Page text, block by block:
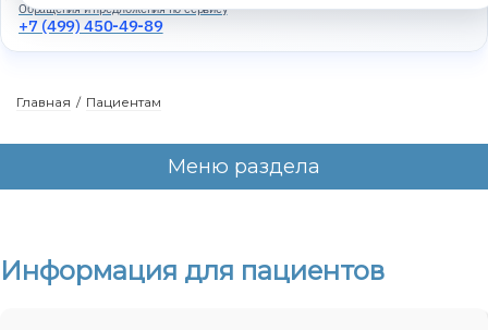
Обращения и предложения по сервису
+7 (499) 450-49-89
Главная / Пациентам
Информация для пациентов
Меню раздела